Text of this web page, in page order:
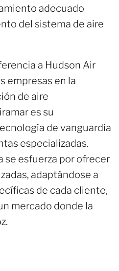
adecuado
del sistema de aire
a Hudson Air
empresas en la
de aire
es su
de vanguardia
especializadas.
se esfuerza por ofrecer
adaptándose a
de cada cliente,
mercado donde la